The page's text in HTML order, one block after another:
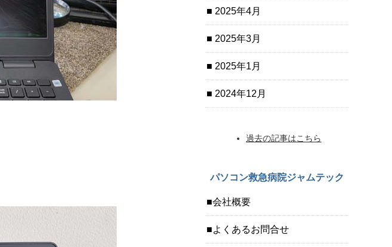
2025年4月
2025年3月
2025年1月
2024年12月
過去の記事はこちら
パソコン救急病院ジャムテック
会社概要
よくあるお問合せ